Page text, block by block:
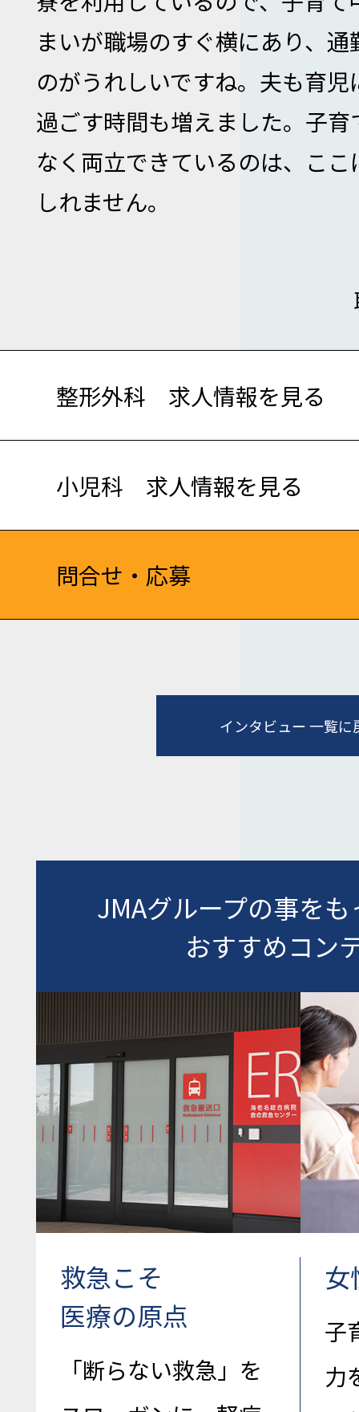
まいが職場のすぐ横にあり、
のがうれしいですね。夫も育
過ごす時間も増えました。子
なく両立できているのは、こ
しれません。
整形外科 求人情報を見る
小児科 求人情報を見る
問合せ・応募
インタビュー 一覧に
JMAグループの事を
おすすめコン
救急こそ
医療の原点
「断らない救急」を
女
子
力